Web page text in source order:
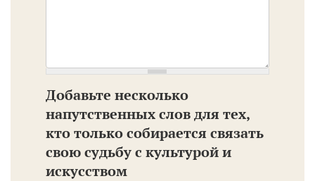
Добавьте несколько
напутственных слов для тех,
кто только собирается связать
свою судьбу с культурой и
искусством